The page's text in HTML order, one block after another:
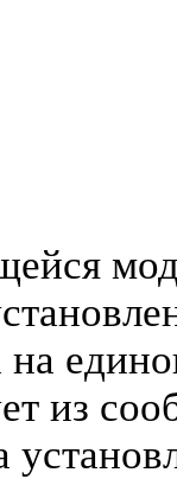
на
из